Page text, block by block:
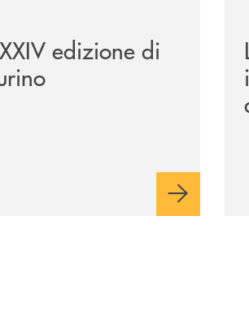
edizione di